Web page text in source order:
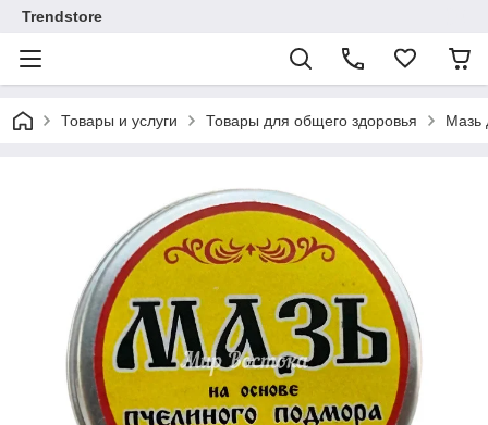
Trendstore
Товары и услуги Товары для общего здоровья Мазь